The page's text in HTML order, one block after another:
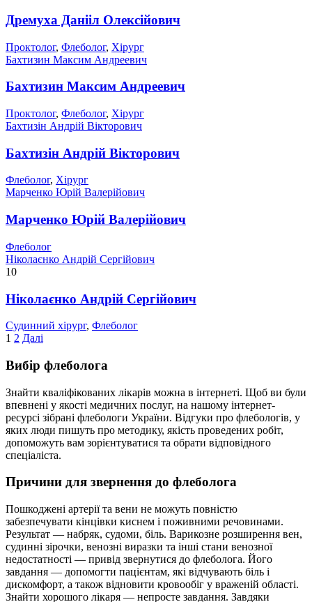
Дремуха Данііл Олексійович
Проктолог, Флеболог, Хірург
Бахтизин Максим Андреевич
Бахтизин Максим Андреевич
Проктолог, Флеболог, Хірург
Бахтизін Андрій Вікторович
Бахтизін Андрій Вікторович
Флеболог, Хірург
Марченко Юрій Валерійович
Марченко Юрій Валерійович
Флеболог
Ніколаєнко Андрій Сергійович
10
Ніколаєнко Андрій Сергійович
Судинний хірург, Флеболог
Пагінація
записів
1 2 Далі
Вибір флеболога
Знайти кваліфікованих лікарів можна в інтернеті. Щоб ви були
впевнені у якості медичних послуг, на нашому інтернет-
ресурсі зібрані флебологи України. Відгуки про флебологів, у
яких люди пишуть про методику, якість проведених робіт,
допоможуть вам зорієнтуватися та обрати відповідного
спеціаліста.
Причини для звернення до флеболога
Пошкоджені артерії та вени не можуть повністю
забезпечувати кінцівки киснем і поживними речовинами.
Результат — набряк, судоми, біль. Варикозне розширення вен,
судинні зірочки, венозні виразки та інші стани венозної
недостатності — привід звернутися до флеболога. Його
завдання — допомогти пацієнтам, які відчувають біль і
дискомфорт, а також відновити кровообіг у враженій області.
Знайти хорошого лікаря — непросте завдання. Завдяки